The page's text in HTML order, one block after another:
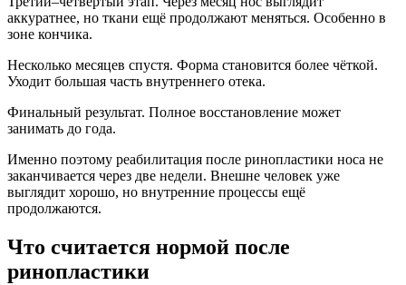
аккуратнее, но ткани ещё продолжают меняться. Особенно в
зоне кончика.
Несколько месяцев спустя. Форма становится более чёткой.
Уходит большая часть внутреннего отека.
Финальный результат. Полное восстановление может
занимать до года.
Именно поэтому реабилитация после ринопластики носа не
заканчивается через две недели. Внешне человек уже
выглядит хорошо, но внутренние процессы ещё
продолжаются.
Что считается нормой после
ринопластики